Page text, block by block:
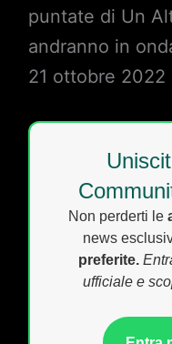
puntate di Un
andranno in
21 ottobre 2022
Non perderti le
news
preferite.
ufficiale e